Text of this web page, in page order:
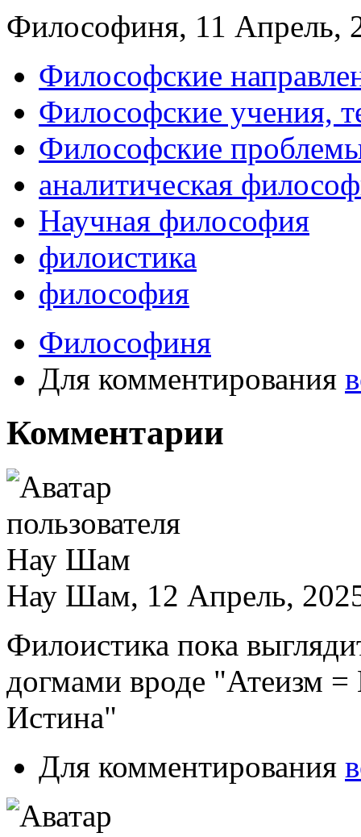
Философиня, 11 Апрель,
Философские
Философские учения,
Философские
аналитическая
Научная философия
филоистика
философия
Философиня
Для комментирования
Комментарии
Нау Шам, 12 Апрель,
Филоистика пока
догмами вроде "Атеизм
Истина"
Для комментирования